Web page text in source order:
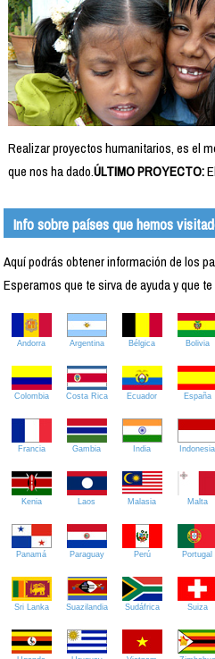
Realizar proyectos humanitarios, es el
que nos ha dado.ÚLTIMO PROYECTO:
Info sobre países que hemos
Aquí podrás obtener información de los
Esperamos que te sirva de ayuda y que
Andorra Argentina Bélgica Bolivia
Colombia Costa Rica Ecuador España
Francia Gambia India Indonesia
Kenia Laos Malasia Malta
Panamá Paraguay Perú Portugal
Sri Lanka Suazilandia Sudáfrica Suiza